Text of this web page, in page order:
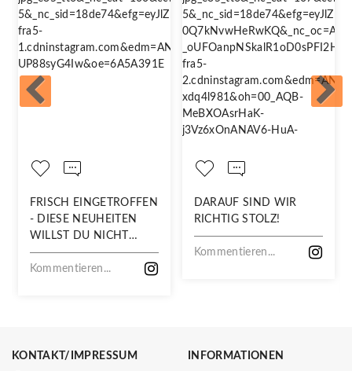
FRISCH EINGETROFFEN
- DIESE NEUHEITEN
WILLST DU NICHT
VERPASSEN!
Kommentieren...
DARAUF SIND WIR
RICHTIG STOLZ!
Kommentieren...
KONTAKT/IMPRESSUM INFORMATIONEN